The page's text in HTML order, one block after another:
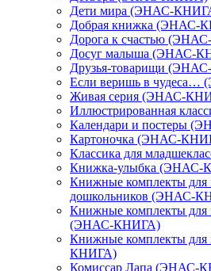
Дети мира (ЭНАС-
Добрая книжка (ЭНАС-
Дорога к счастью
Досуг малыша (ЭНАС-
Друзья-товарищи
Если веришь в
Живая серия (ЭНАС-
Иллюстрированная
Календари и постеры
Картоночка (ЭНАС-
Классика для
Книжка-улыбка (ЭНАС-
Книжные комплекты
дошкольников (ЭНАС-
Книжные комплекты для
(ЭНАС-КНИГА)
Книжные комплекты
КНИГА)
Комиссар Лапа (ЭНАС-